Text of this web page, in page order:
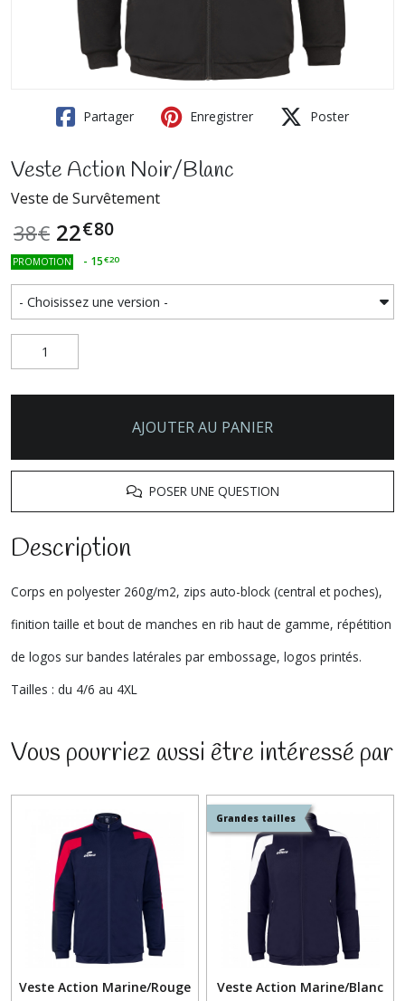
Partager Enregistrer Poster
Veste Action Noir/Blanc
Veste de Survêtement
38€ 22€80
PROMOTION - 15€20
AJOUTER AU PANIER
POSER UNE QUESTION
Description
Corps en polyester 260g/m2, zips auto-block (central et poches),
finition taille et bout de manches en rib haut de gamme, répétition
de logos sur bandes latérales par embossage, logos printés.
Tailles : du 4/6 au 4XL
Vous pourriez aussi être intéressé par
Veste Action Marine/Rouge
Grandes tailles
Veste Action Marine/Blanc